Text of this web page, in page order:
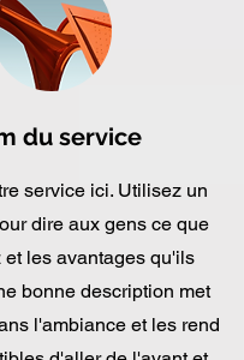
du service
service ici. Utilisez un
dire aux gens ce que
et les avantages qu'ils
bonne description met
l'ambiance et les rend